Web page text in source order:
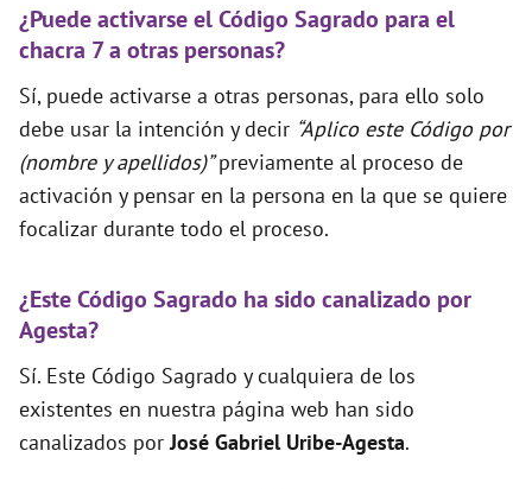
¿Puede activarse el Código Sagrado para el
chacra 7 a otras personas?
Sí, puede activarse a otras personas, para ello solo
debe usar la intención y decir “Aplico este Código por
(nombre y apellidos)”previamente al proceso de
activación y pensar en la persona en la que se quiere
focalizar durante todo el proceso.
¿Este Código Sagrado ha sido canalizado por
Agesta?
Sí. Este Código Sagrado y cualquiera de los
existentes en nuestra página web han sido
canalizados porJosé Gabriel Uribe-Agesta.